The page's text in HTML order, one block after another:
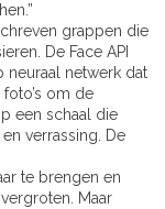
grappen die
De Face API
neuraal netwerk dat
om de
een schaal die
verrassing. De
te brengen en
Maar